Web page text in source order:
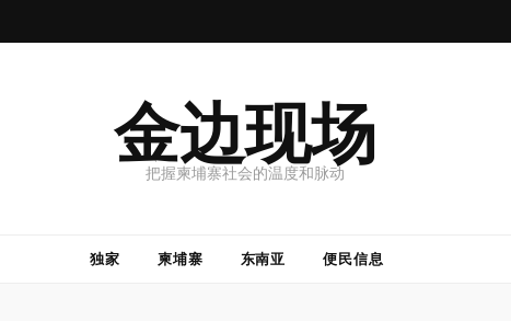
金边现场
把握柬埔寨社会的温度和脉动
独家 柬埔寨 东南亚 便民信息